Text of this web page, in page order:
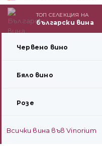
ТОП СЕЛЕКЦИЯ НА
български вина
Червено вино
Бяло вино
Розе
Всички вина във Vinorium